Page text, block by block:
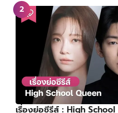
ช่องทางการติดตาม
FacebookInstagram
TikTok
YouTube
Mail
Weekly